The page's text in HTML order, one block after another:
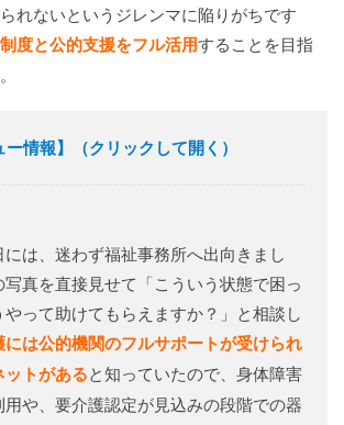
れないというジレンマに陥りがちです
度と公的支援をフル活用することを目指
ー情報】（クリックして開く）
は、迷わず福祉事務所へ出向きまし
真を直接見せて「こういう状態で困っ
って助けてもらえますか？」と相談し
には公的機関のフルサポートが受けられ
トがあると知っていたので、身体障害
や、要介護認定が見込みの段階での器